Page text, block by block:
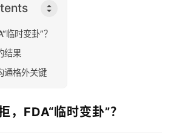
临时变卦”？
结果
通格外关键
，FDA“临时变卦”？